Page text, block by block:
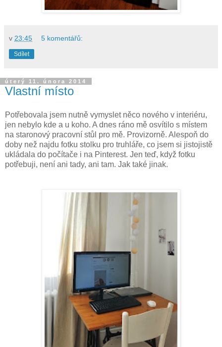
v 23:45 5 komentářů:
Sdílet
úterý 11. února 2014
Vlastní místo
Potřebovala jsem nutně vymyslet něco nového v interiéru,
jen nebylo kde a u koho. A dnes ráno mě osvítilo s místem
na staronový pracovní stůl pro mě. Provizorně. Alespoň do
doby než najdu fotku stolku pro truhláře, co jsem si jistojistě
ukládala do počítače i na Pinterest. Jen teď, když fotku
potřebuji, není ani tady, ani tam. Jak také jinak.